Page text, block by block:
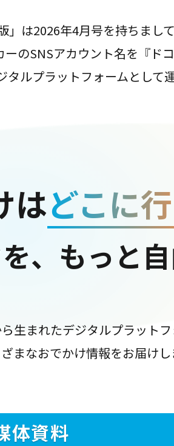
は2026年4月号を持ちまし
のSNSアカウント名を『ド
ルプラットフォームとして
はどこに
、もっと
生まれたデジタルプラット
まなおでかけ情報をお届け
体資料